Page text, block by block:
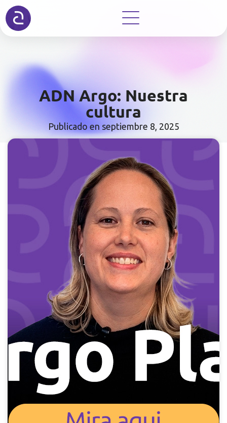
ADN Argo: Nuestra
cultura
Publicado en septiembre 8, 2025